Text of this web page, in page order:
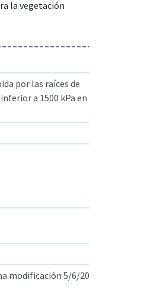
la vegetación
por las raíces de
a 1500 kPa en
modificación 5/6/20